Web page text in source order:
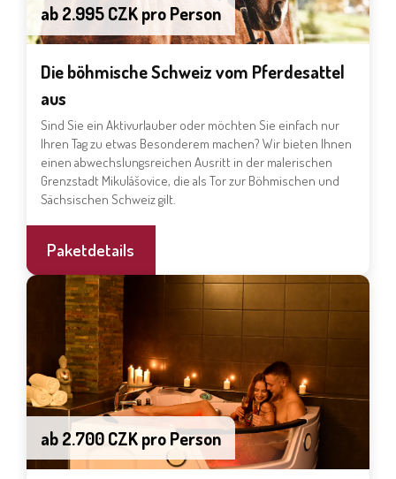
Die böhmische Schweiz vom Pferdesattel
aus
Sind Sie ein Aktivurlauber oder möchten Sie einfach nur
Ihren Tag zu etwas Besonderem machen? Wir bieten Ihnen
einen abwechslungsreichen Ausritt in der malerischen
Grenzstadt Mikulášovice, die als Tor zur Böhmischen und
Sächsischen Schweiz gilt.
ab 2.995 CZK pro Person
Paketdetails
ab 2.700 CZK pro Person